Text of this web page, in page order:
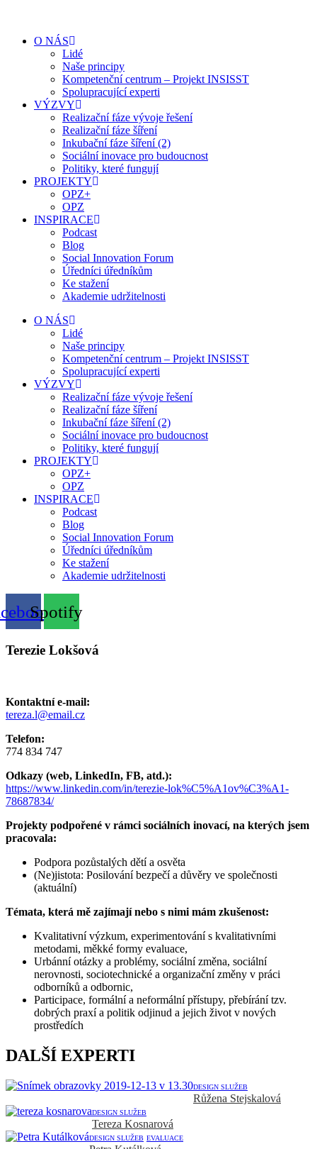
O NÁS
Lidé
Naše principy
Kompetenční centrum – Projekt INSISST
Spolupracující experti
VÝZVY
Realizační fáze vývoje řešení
Realizační fáze šíření
Inkubační fáze šíření (2)
Sociální inovace pro budoucnost
Politiky, které fungují
PROJEKTY
OPZ+
OPZ
INSPIRACE
Podcast
Blog
Social Innovation Forum
Úředníci úředníkům
Ke stažení
Akademie udržitelnosti
O NÁS
Lidé
Naše principy
Kompetenční centrum – Projekt INSISST
Spolupracující experti
VÝZVY
Realizační fáze vývoje řešení
Realizační fáze šíření
Inkubační fáze šíření (2)
Sociální inovace pro budoucnost
Politiky, které fungují
PROJEKTY
OPZ+
OPZ
INSPIRACE
Podcast
Blog
Social Innovation Forum
Úředníci úředníkům
Ke stažení
Akademie udržitelnosti
Spotify
Terezie Lokšová
Kontaktní e-mail:
tereza.l@email.cz
Telefon:
774 834 747
Odkazy (web, LinkedIn, FB, atd.):
https://www.linkedin.com/in/terezie-lok%C5%A1ov%C3%A1-
78687834/
Projekty podpořené v rámci sociálních inovací, na kterých jsem
pracovala:
Podpora pozůstalých dětí a osvěta
(Ne)jistota: Posilování bezpečí a důvěry ve společnosti
(aktuální)
Témata, která mě zajímají nebo s nimi mám zkušenost:
Kvalitativní výzkum, experimentování s kvalitativními
metodami, měkké formy evaluace,
Urbánní otázky a problémy, sociální změna, sociální
nerovnosti, sociotechnické a organizační změny v práci
odborníků a odbornic,
Participace, formální a neformální přístupy, přebírání tzv.
dobrých praxí a politik odjinud a jejich život v nových
prostředích
DALŠÍ EXPERTI
DESIGN SLUŽEB
Růžena Stejskalová
DESIGN SLUŽEB
Tereza Kosnarová
DESIGN SLUŽEB EVALUACE